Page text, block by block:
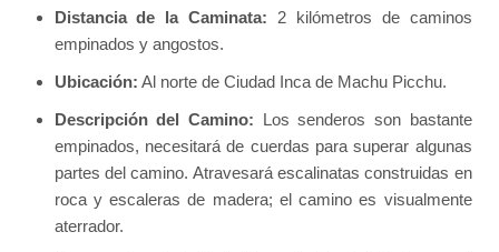
Distancia de la Caminata: 2 kilómetros de caminos
empinados y angostos.
Ubicación: Al norte de Ciudad Inca de Machu Picchu.
Descripción del Camino: Los senderos son bastante
empinados, necesitará de cuerdas para superar algunas
partes del camino. Atravesará escalinatas construidas en
roca y escaleras de madera; el camino es visualmente
aterrador.